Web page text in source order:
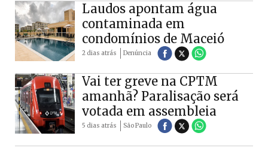
Laudos apontam água
contaminada em
condomínios de Maceió
2 dias atrás Denúncia
Vai ter greve na CPTM
amanhã? Paralisação será
votada em assembleia
5 dias atrás São Paulo